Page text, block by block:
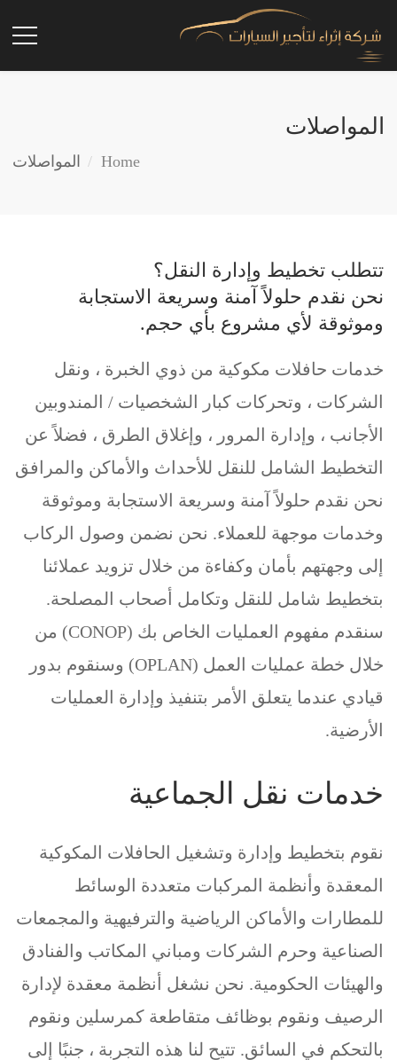
المواصلات
Home المواصلات
تتطلب تخطيط وإدارة النقل؟
نحن نقدم حلولاً آمنة وسريعة الاستجابة
وموثوقة لأي مشروع بأي حجم.
خدمات حافلات مكوكية من ذوي الخبرة ، ونقل
الشركات ، وتحركات كبار الشخصيات / المندوبين
الأجانب ، وإدارة المرور ، وإغلاق الطرق ، فضلاً عن
التخطيط الشامل للنقل للأحداث والأماكن والمرافق
نحن نقدم حلولاً آمنة وسريعة الاستجابة وموثوقة
وخدمات موجهة للعملاء. نحن نضمن وصول الركاب
إلى وجهتهم بأمان وكفاءة من خلال تزويد عملائنا
بتخطيط شامل للنقل وتكامل أصحاب المصلحة.
سنقدم مفهوم العمليات الخاص بك (CONOP) من
خلال خطة عمليات العمل (OPLAN) وسنقوم بدور
قيادي عندما يتعلق الأمر بتنفيذ وإدارة العمليات
الأرضية.
خدمات نقل الجماعية
نقوم بتخطيط وإدارة وتشغيل الحافلات المكوكية
المعقدة وأنظمة المركبات متعددة الوسائط
للمطارات والأماكن الرياضية والترفيهية والمجمعات
الصناعية وحرم الشركات ومباني المكاتب والفنادق
والهيئات الحكومية. نحن نشغل أنظمة معقدة لإدارة
الرصيف ونقوم بوظائف متقاطعة كمرسلين ونقوم
بالتحكم في السائق. تتيح لنا هذه التجربة ، جنبًا إلى